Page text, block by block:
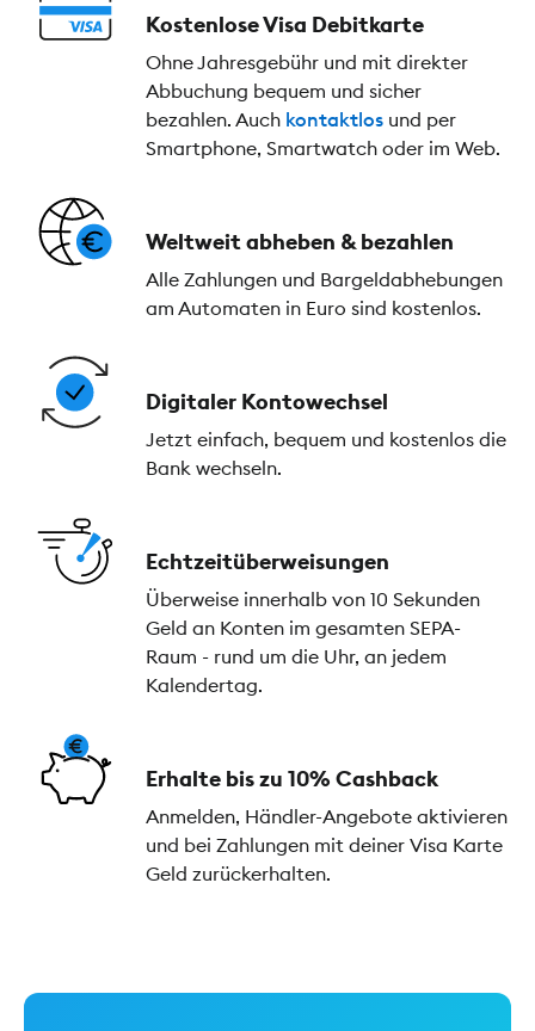
Kostenlose Visa Debitkarte
Ohne Jahresgebühr und mit direkter
Abbuchung bequem und sicher
bezahlen. Auch kontaktlos und per
Smartphone, Smartwatch oder im Web.
Weltweit abheben & bezahlen
Alle Zahlungen und Bargeldabhebungen
am Automaten in Euro sind kostenlos.
Digitaler Kontowechsel
Jetzt einfach, bequem und kostenlos die
Bank wechseln.
Echtzeitüberweisungen
Überweise innerhalb von 10 Sekunden
Geld an Konten im gesamten SEPA-
Raum - rund um die Uhr, an jedem
Kalendertag.
Erhalte bis zu 10% Cashback
Anmelden, Händler-Angebote aktivieren
und bei Zahlungen mit deiner Visa Karte
Geld zurückerhalten.